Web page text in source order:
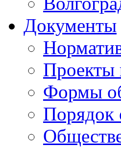
Документы
Проекты
Формы
Порядок